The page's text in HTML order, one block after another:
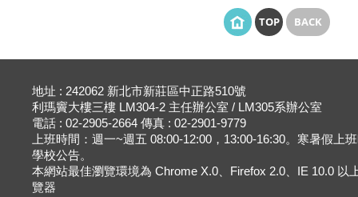
TOP BACK
地址 : 242062 新北市新莊區中正路510號
利瑪竇大樓三樓 LM304-2 主任辦公室 / LM305系辦公室
電話 : 02-2905-2664 傳真 : 02-2901-9779
上班時間：週一~週五 08:00-12:00，13:00-16:30。寒暑假上
學校公告。
本網站最佳瀏覽環境為 Chrome X.0、Firefox 2.0、IE 10.0 以
覽器